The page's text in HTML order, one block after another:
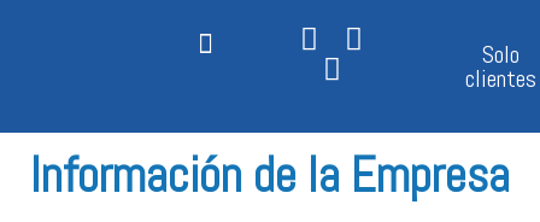
Solo
clientes
Información de la Empresa